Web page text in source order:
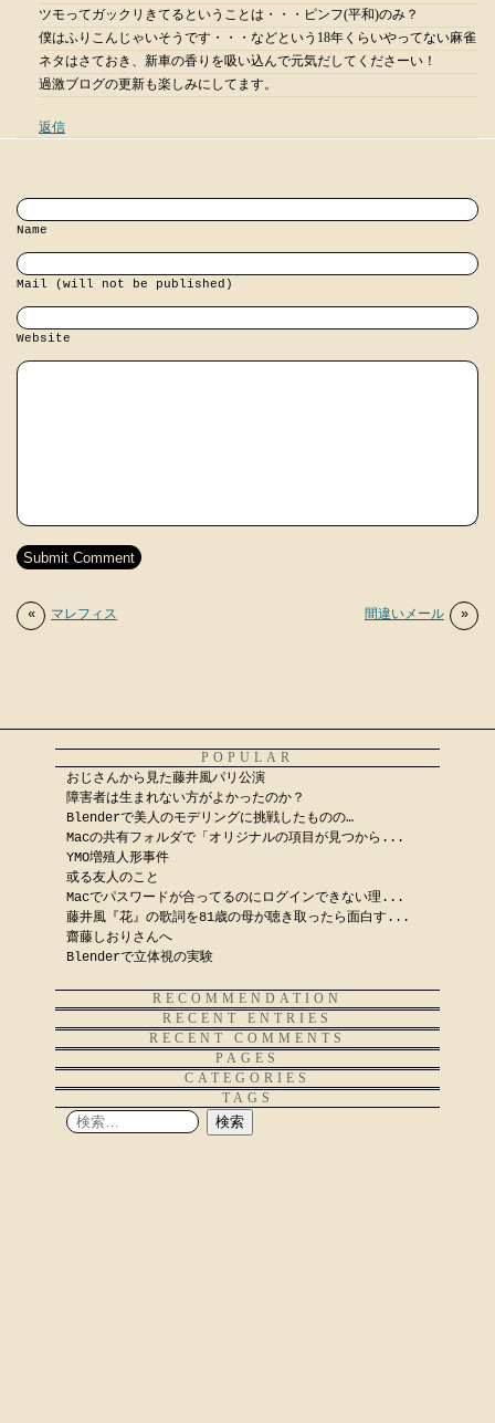
ツモってガックリきてるということは・・・ピンフ(平和)のみ？
僕はふりこんじゃいそうです・・・などという18年くらいやってない麻雀
ネタはさておき、新車の香りを吸い込んで元気だしてくださーい！
過激ブログの更新も楽しみにしてます。
返信
Name
Mail (will not be published)
Website
« マレフィス 間違いメール »
POPULAR
おじさんから見た藤井風パリ公演
障害者は生まれない方がよかったのか？
Blenderで美人のモデリングに挑戦したものの…
Macの共有フォルダで「オリジナルの項目が見つから...
YMO増殖人形事件
或る友人のこと
Macでパスワードが合ってるのにログインできない理...
藤井風『花』の歌詞を81歳の母が聴き取ったら面白す...
齋藤しおりさんへ
Blenderで立体視の実験
RECOMMENDATION
RECENT ENTRIES
RECENT COMMENTS
PAGES
CATEGORIES
TAGS